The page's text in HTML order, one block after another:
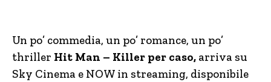
Un po’ commedia, un po’ romance, un po’
thriller Hit Man – Killer per caso, arriva su
Sky Cinema e NOW in streaming, disponibile